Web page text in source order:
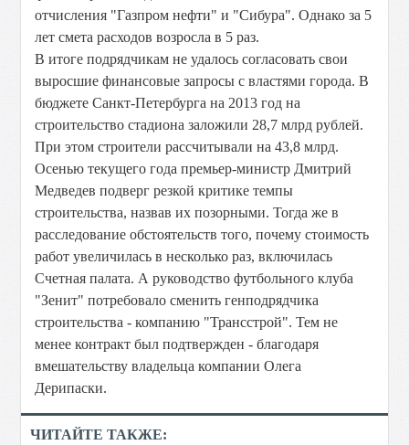
отчисления "Газпром нефти" и "Сибура". Однако за 5
лет смета расходов возросла в 5 раз.
В итоге подрядчикам не удалось согласовать свои
выросшие финансовые запросы с властями города. В
бюджете Санкт-Петербурга на 2013 год на
строительство стадиона заложили 28,7 млрд рублей.
При этом строители рассчитывали на 43,8 млрд.
Осенью текущего года премьер-министр Дмитрий
Медведев подверг резкой критике темпы
строительства, назвав их позорными. Тогда же в
расследование обстоятельств того, почему стоимость
работ увеличилась в несколько раз, включилась
Счетная палата. А руководство футбольного клуба
"Зенит" потребовало сменить генподрядчика
строительства - компанию "Трансстрой". Тем не
менее контракт был подтвержден - благодаря
вмешательству владельца компании Олега
Дерипаски.
ЧИТАЙТЕ ТАКЖЕ: